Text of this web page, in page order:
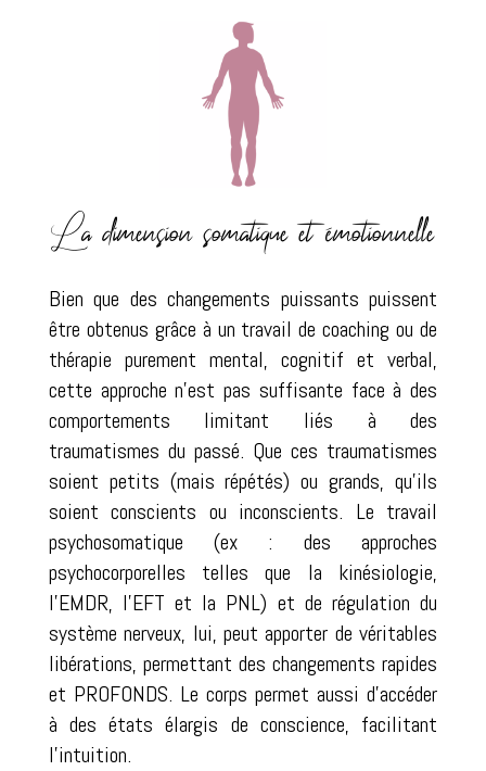
La dimension somatique et émotionnelle
Bien que des changements puissants puissent
être obtenus grâce à un travail de coaching ou de
thérapie purement mental, cognitif et verbal,
cette approche n’est pas suffisante face à des
comportements limitant liés à des
traumatismes du passé. Que ces traumatismes
soient petits (mais répétés) ou grands, qu’ils
soient conscients ou inconscients. Le travail
psychosomatique (ex : des approches
psychocorporelles telles que la kinésiologie,
l’EMDR, l’EFT et la PNL) et de régulation du
système nerveux, lui, peut apporter de véritables
libérations, permettant des changements rapides
et PROFONDS. Le corps permet aussi d’accéder
à des états élargis de conscience, facilitant
l’intuition.